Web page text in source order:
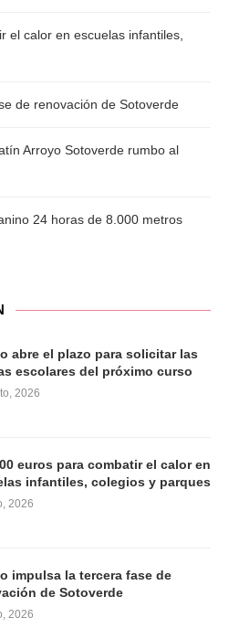
el calor en escuelas infantiles,
de renovación de Sotoverde
Arroyo Sotoverde rumbo al
24 horas de 8.000 metros
abre el plazo para solicitar las
escolares del próximo curso
2026
euros para combatir el calor en
infantiles, colegios y parques
2026
impulsa la tercera fase de
de Sotoverde
2026